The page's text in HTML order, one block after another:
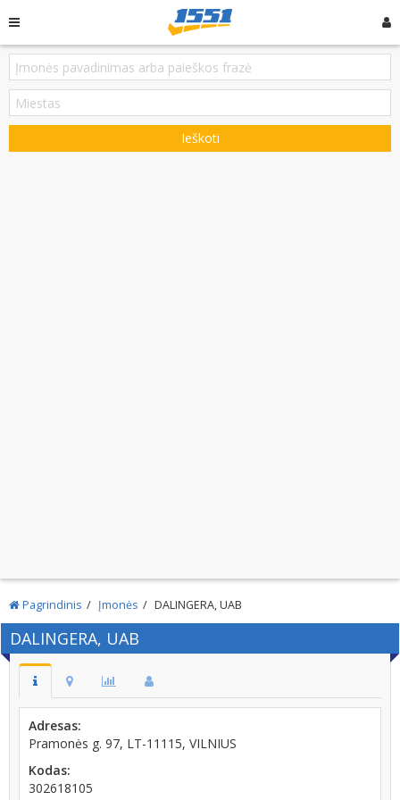
Ieškoti
Pagrindinis Įmonės DALINGERA, UAB
DALINGERA, UAB
Adresas:
Pramonės g. 97, LT-11115, VILNIUS
Kodas:
302618105